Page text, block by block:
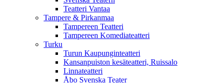
Teatteri Vantaa
Tampere & Pirkanmaa
Tampereen Teatteri
Tampereen Komediateatteri
Turku
Turun Kaupunginteatteri
Kansanpuiston kesäteatteri, Ruissalo
Linnateatteri
Åbo Svenska Teater